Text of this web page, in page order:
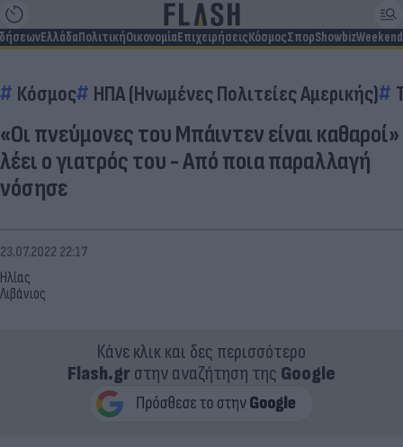
ΕλλάδαΠολιτικήΟικονομίαΕπιχειρήσειςΚόσμοςΣπορShowbizWeekend
Κόσμος ΗΠΑ (Ηνωμένες Πολιτείες Αμερικής)
«Οι πνεύμονες του Μπάιντεν είναι καθαροί»
λέει ο γιατρός του - Από ποια παραλλαγή
νόσησε
Ηλίας
Λιβάνιος
23.07.2022 22:17
Κάνε κλικ και δες περισσότερο
Flash.grστην αναζήτηση της Google